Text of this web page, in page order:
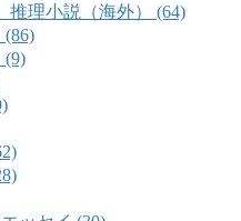
推理小説（海外） (64)
(9)